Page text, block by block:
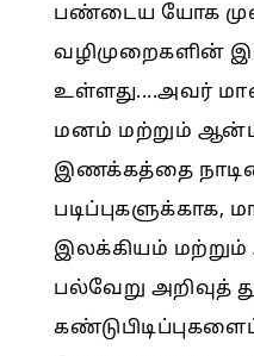
பண்டைய யோக
வழிமுறைகளின்
உள்ளது....அவர்
மனம் மற்றும்
இணக்கத்தை
இலக்கியம்
பல்வேறு அறிவுத்